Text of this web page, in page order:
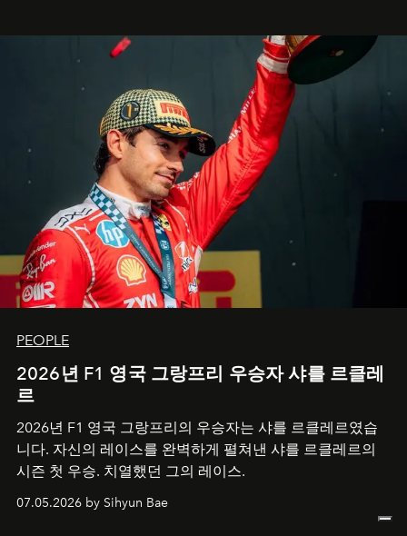
PEOPLE
2026년 F1 영국 그랑프리 우승자 샤를 르클레
르
2026년 F1 영국 그랑프리의 우승자는 샤를 르클레르였습
니다. 자신의 레이스를 완벽하게 펼쳐낸 샤를 르클레르의
시즌 첫 우승. 치열했던 그의 레이스.
07.05.2026 by Sihyun Bae